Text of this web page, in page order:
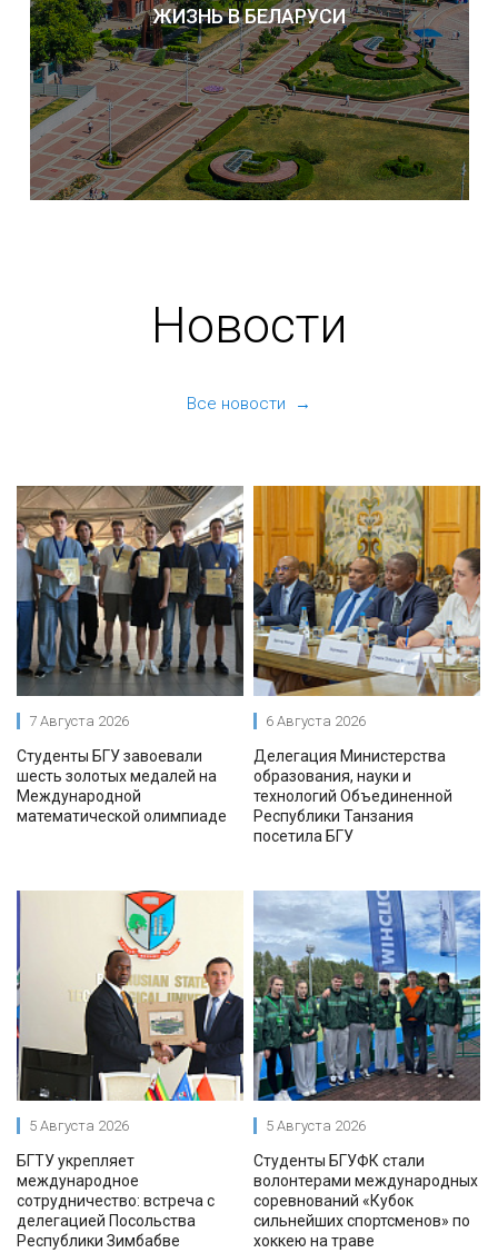
ЖИЗНЬ В БЕЛАРУСИ
Новости
Все новости →
7 Августа 2026
Студенты БГУ завоевали
шесть золотых медалей на
Международной
математической олимпиаде
6 Августа 2026
Делегация Министерства
образования, науки и
технологий Объединенной
Республики Танзания
посетила БГУ
5 Августа 2026
БГТУ укрепляет
международное
сотрудничество: встреча с
делегацией Посольства
Республики Зимбабве
5 Августа 2026
Студенты БГУФК стали
волонтерами международных
соревнований «Кубок
сильнейших спортсменов» по
хоккею на траве